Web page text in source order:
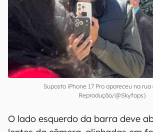
Suposto iPhone 17 Pro apareceu na
Reprodução/@Skyfops)
O lado esquerdo da barra deve